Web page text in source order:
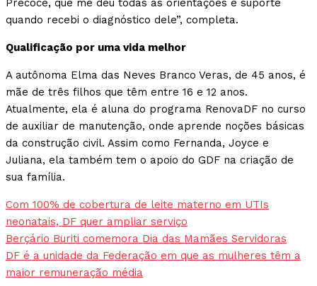
Precoce, que me deu todas as orientações e suporte
quando recebi o diagnóstico dele”, completa.
Qualificação por uma vida melhor
A autônoma Elma das Neves Branco Veras, de 45 anos, é
mãe de três filhos que têm entre 16 e 12 anos.
Atualmente, ela é aluna do programa RenovaDF no curso
de auxiliar de manutenção, onde aprende noções básicas
da construção civil. Assim como Fernanda, Joyce e
Juliana, ela também tem o apoio do GDF na criação de
sua família.
Com 100% de cobertura de leite materno em UTIs
neonatais, DF quer ampliar serviço
Berçário Buriti comemora Dia das Mamães Servidoras
DF é a unidade da Federação em que as mulheres têm a
maior remuneração média